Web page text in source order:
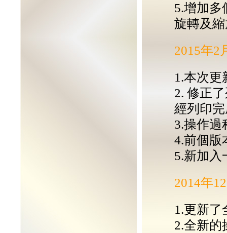
5.增加多
旋轉及
2015年2
1.本次更
2. 修正
經列印
3.操作過
4.前個版
5.新加入
2014年
1.更新了
2.全新的